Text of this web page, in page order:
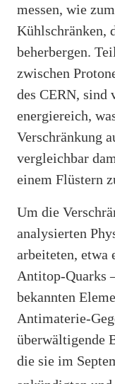
messen, wie
Kühlschränken,
beherbergen.
zwischen
des CERN, sind
energiereich,
Verschränkung
vergleichbar
einem Flüstern
Um die
analysierten
arbeiteten, etwa
Antitop-Quarks
bekannten
Antimaterie-
überwältigende
die sie im